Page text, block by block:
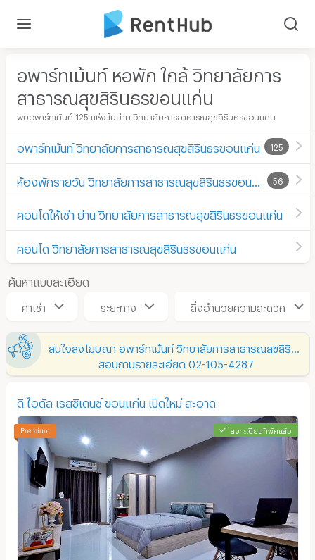
อพาร์ทเม้นท์ หอพัก ใกล้ วิทยาลัยการ
สาธารณสุขสิรินธรขอนแก่น
พบอพาร์ทเม้นท์ 125 แห่ง ในย่าน วิทยาลัยการสาธารณสุขสิรินธรขอนแก่น
อพาร์ทเม้นท์ วิทยาลัยการสาธารณสุขสิรินธรขอนแก่น 125
56
คอนโดให้เช่า ย่าน วิทยาลัยการสาธารณสุขสิรินธรขอนแก่น
คอนโด วิทยาลัยการสาธารณสุขสิรินธรขอนแก่น
ค้นหาแบบละเอียด
ค่าเช่า ระยะทาง สิ่งอำนวยความสะดวก
สอบถามรายละเอียด 02-105-4287
ดิ ไอดัล เรสซิเดนซ์ ขอนแก่น เปิดใหม่ สะอาด
ลงทะเบียนที่พักแล้ว